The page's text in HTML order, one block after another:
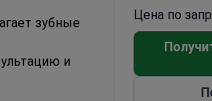
зубные
и
Цена по